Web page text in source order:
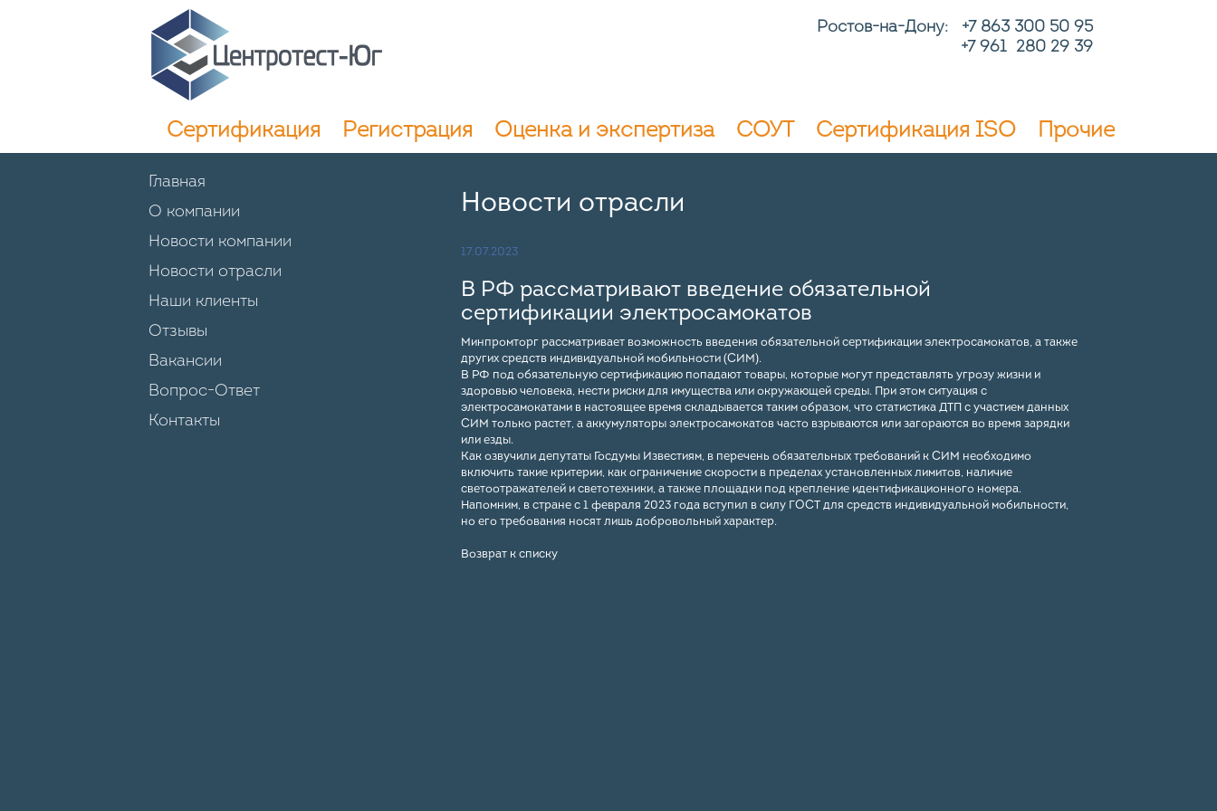
Ростов-на-Дону: +7863 300 50 95
+7 961 280 29 39
Сертификация Регистрация Оценка и экспертиза СОУТ Сертификация ISO Прочие
Главная
О компании
Новости компании
Новости отрасли
Наши клиенты
Отзывы
Вакансии
Вопрос-Ответ
Контакты
Новости отрасли
17.07.2023
В РФ рассматривают введение обязательной
сертификации электросамокатов
Минпромторг рассматривает возможность введения обязательной сертификации электросамокатов, а также
других средств индивидуальной мобильности (СИМ).
В РФ под обязательную сертификацию попадают товары, которые могут представлять угрозу жизни и
здоровью человека, нести риски для имущества или окружающей среды. При этом ситуация с
электросамокатами в настоящее время складывается таким образом, что статистика ДТП с участием данных
СИМ только растет, а аккумуляторы электросамокатов часто взрываются или загораются во время зарядки
или езды.
Как озвучили депутаты Госдумы Известиям, в перечень обязательных требований к СИМ необходимо
включить такие критерии, как ограничение скорости в пределах установленных лимитов, наличие
светоотражателей и светотехники, а также площадки под крепление идентификационного номера.
Напомним, в стране с 1 февраля 2023 года вступил в силу ГОСТ для средств индивидуальной мобильности,
но его требования носят лишь добровольный характер.
Возврат к списку